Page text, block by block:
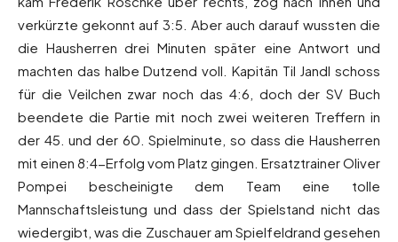
verkürzte gekonnt auf 3:5. Aber auch darauf wussten die
die Hausherren drei Minuten später eine Antwort und
machten das halbe Dutzend voll. Kapitän Til Jandl schoss
für die Veilchen zwar noch das 4:6, doch der SV Buch
beendete die Partie mit noch zwei weiteren Treffern in
der 45. und der 60. Spielminute, so dass die Hausherren
mit einen 8:4-Erfolg vom Platz gingen. Ersatztrainer Oliver
Pompei bescheinigte dem Team eine tolle
Mannschaftsleistung und dass der Spielstand nicht das
wiedergibt, was die Zuschauer am Spielfeldrand gesehen